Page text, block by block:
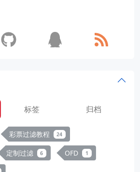
标签 归档
彩票过滤教程 24
定制过滤 6 OFD 1